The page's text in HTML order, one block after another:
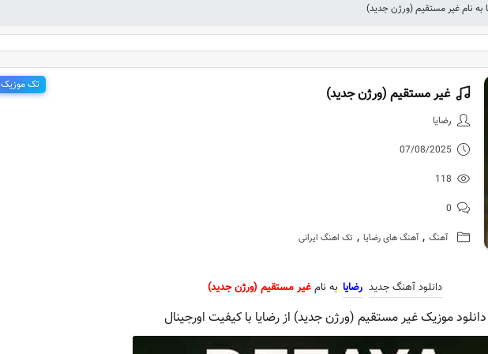
به نام غیر مستقیم (ورژن جدید)
دانلود آهنگ جدید رضایا به نام غیر مستقیم
غیر مستقیم (ورژن جدید)
رضایا
07/08/2025
118
0
آهنگ , آهنگ های رضایا , تک اهنگ ایرانی
تک موزیک
دانلود آهنگ جدید رضایا به نامغیر مستقیم (ورژن جدید)
دانلود موزیک غیر مستقیم (ورژن جدید) از رضایا با کیفیت اورجینال